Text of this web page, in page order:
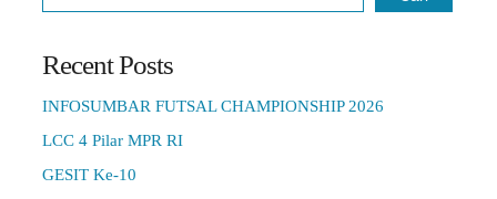
Recent Posts
INFOSUMBAR FUTSAL CHAMPIONSHIP 2026
LCC 4 Pilar MPR RI
GESIT Ke-10